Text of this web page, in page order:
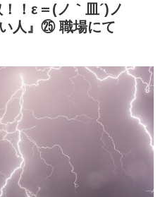
！ε＝(ノ｀皿´)ノ
人』㉕ 職場にて